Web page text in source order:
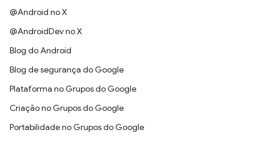
@Android no X
@AndroidDev no X
Blog do Android
Blog de segurança do Google
Plataforma no Grupos do Google
Criação no Grupos do Google
Portabilidade no Grupos do Google